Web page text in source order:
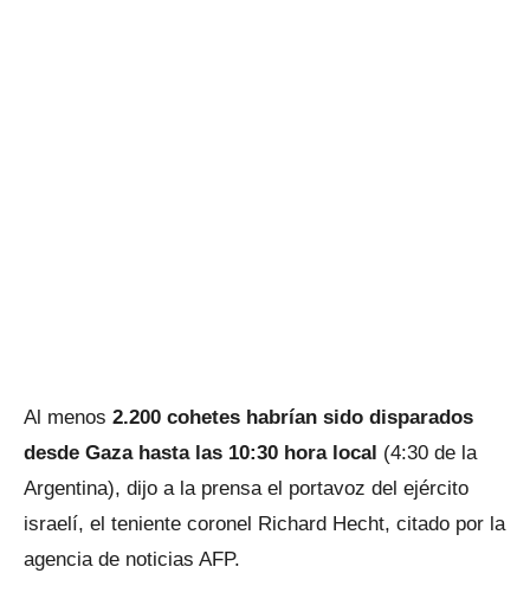
Al menos 2.200 cohetes habrían sido disparados
desde Gaza hasta las 10:30 hora local (4:30 de la
Argentina), dijo a la prensa el portavoz del ejército
israelí, el teniente coronel Richard Hecht, citado por la
agencia de noticias AFP.